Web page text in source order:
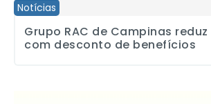
Notícias
Grupo RAC de Campinas
com desconto de benefícios